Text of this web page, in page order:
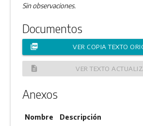
Sin observaciones.
Documentos
picture_as_pdf VER COPIA TEXTO
description VER TEXTO
Anexos
Nombre Descripción